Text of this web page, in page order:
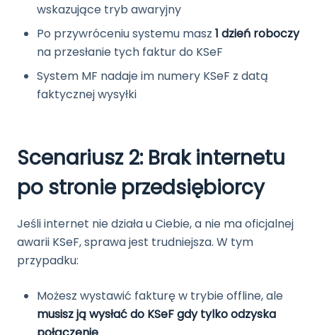
wskazujące tryb awaryjny
Po przywróceniu systemu masz 1 dzień roboczy
na przesłanie tych faktur do KSeF
System MF nadaje im numery KSeF z datą
faktycznej wysyłki
Scenariusz 2: Brak internetu
po stronie przedsiębiorcy
Jeśli internet nie działa u Ciebie, a nie ma oficjalnej
awarii KSeF, sprawa jest trudniejsza. W tym
przypadku:
Możesz wystawić fakturę w trybie offline, ale
musisz ją wysłać do KSeF gdy tylko odzyska